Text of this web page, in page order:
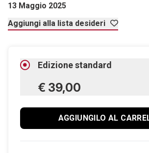
13 Maggio 2025
Aggiungi alla lista desideri
Edizione standard
€ 39,00
AGGIUNGILO AL